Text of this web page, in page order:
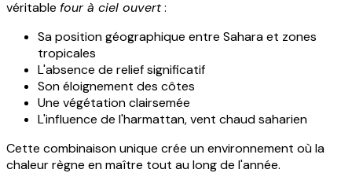
véritable four à ciel ouvert:
Sa position géographique entre Sahara et zones
tropicales
L'absence de relief significatif
Son éloignement des côtes
Une végétation clairsemée
L'influence de l'harmattan, vent chaud saharien
Cette combinaison unique crée un environnement où la
chaleur règne en maître tout au long de l'année.